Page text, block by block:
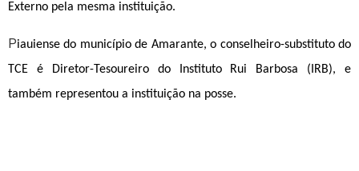
Externo pela mesma instituição.
Piauiense do município de Amarante, o conselheiro-substituto do
TCE é Diretor-Tesoureiro do Instituto Rui Barbosa (IRB), e
também representou a instituição na posse.